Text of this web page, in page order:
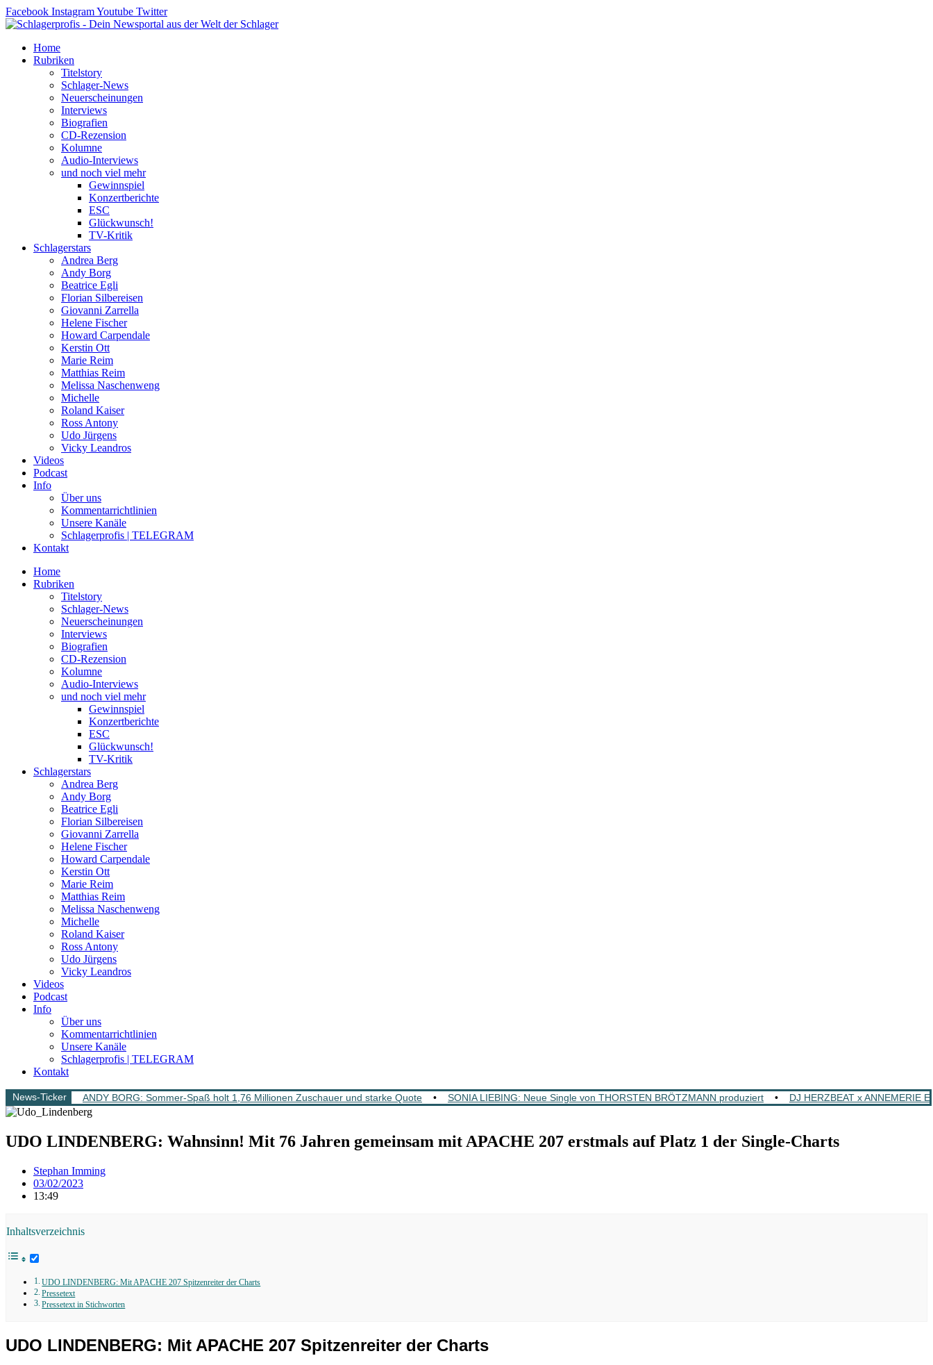
Zum
Inhalt
Facebook InstagramYoutube Twitter
Home
Rubriken
Titelstory
Schlager-News
Neuerscheinungen
Interviews
Biografien
CD-Rezension
Kolumne
Audio-Interviews
und noch viel mehr
Gewinnspiel
Konzertberichte
ESC
Glückwunsch!
TV-Kritik
Schlagerstars
Andrea Berg
Andy Borg
Beatrice Egli
Florian Silbereisen
Giovanni Zarrella
Helene Fischer
Howard Carpendale
Kerstin Ott
Marie Reim
Matthias Reim
Melissa Naschenweng
Michelle
Roland Kaiser
Ross Antony
Udo Jürgens
Vicky Leandros
Videos
Podcast
Info
Über uns
Kommentarrichtlinien
Unsere Kanäle
Schlagerprofis | TELEGRAM
Kontakt
Home
Rubriken
Titelstory
Schlager-News
Neuerscheinungen
Interviews
Biografien
CD-Rezension
Kolumne
Audio-Interviews
und noch viel mehr
Gewinnspiel
Konzertberichte
ESC
Glückwunsch!
TV-Kritik
Schlagerstars
Andrea Berg
Andy Borg
Beatrice Egli
Florian Silbereisen
Giovanni Zarrella
Helene Fischer
Howard Carpendale
Kerstin Ott
Marie Reim
Matthias Reim
Melissa Naschenweng
Michelle
Roland Kaiser
Ross Antony
Udo Jürgens
Vicky Leandros
Videos
Podcast
Info
Über uns
Kommentarrichtlinien
Unsere Kanäle
Schlagerprofis | TELEGRAM
Kontakt
News-Ticker ANDY BORG: Sommer-Spaß holt 1,76 Millionen Zuschauer und starke Quote • SONIA LIEBING: Neue Single von THORSTEN BRÖTZMANN produziert • DJ HERZBEAT x ANNEMERIE
UDO LINDENBERG: Wahnsinn! Mit 76 Jahren gemeinsam mit APACHE 207 erstmals auf Platz 1 der Single-Charts
Stephan Imming
03/02/2023
13:49
Inhaltsverzeichnis
UDO LINDENBERG: Mit APACHE 207 Spitzenreiter der Charts
Pressetext
Pressetext in Stichworten
UDO LINDENBERG: Mit APACHE 207 Spitzenreiter der Charts